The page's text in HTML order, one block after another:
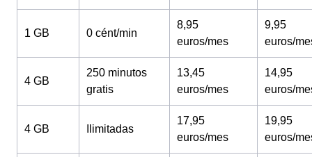
1 GB 0 cént/min
8,95
euros/mes
9,95
euros/
4 GB
250 minutos
gratis
13,45
euros/mes
14,95
euros/
4 GB Ilimitadas
17,95
euros/mes
19,95
euros/